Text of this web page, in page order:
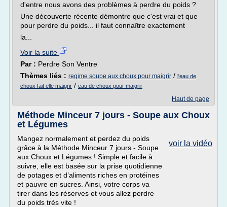
d'entre nous avons des problèmes à perdre du poids ?
Une découverte récente démontre que c'est vrai et que
pour perdre du poids... il faut connaître exactement
la...
Voir la suite
Par : Perdre Son Ventre
Thèmes liés : regime soupe aux choux pour maigrir / l'eau de
choux fait elle maigrir / eau de choux pour maigrir
Haut de page
Méthode Minceur 7 jours - Soupe aux Choux
et Légumes
voir la vidéo
Mangez normalement et perdez du poids
grâce à la Méthode Minceur 7 jours - Soupe
aux Choux et Légumes ! Simple et facile à
suivre, elle est basée sur la prise quotidienne
de potages et d’aliments riches en protéines
et pauvre en sucres. Ainsi, votre corps va
tirer dans les réserves et vous allez perdre
du poids très vite !